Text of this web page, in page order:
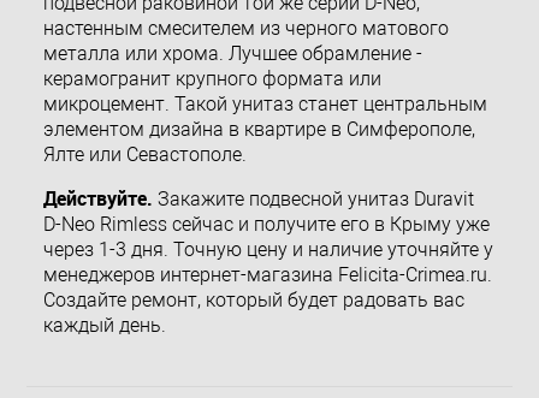
настенным смесителем из черного матового
металла или хрома. Лучшее обрамление -
керамогранит крупного формата или
микроцемент. Такой унитаз станет центральным
элементом дизайна в квартире в Симферополе,
Ялте или Севастополе.
Действуйте. Закажите подвесной унитаз Duravit
D-Neo Rimless сейчас и получите его в Крыму уже
через 1-3 дня. Точную цену и наличие уточняйте у
менеджеров интернет-магазина Felicita-Crimea.ru.
Создайте ремонт, который будет радовать вас
каждый день.